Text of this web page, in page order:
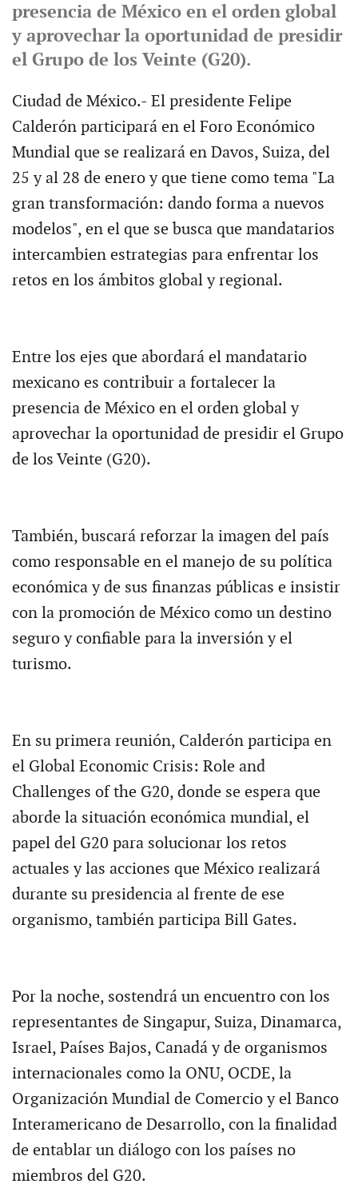
presencia de México en el orden global
y aprovechar la oportunidad de presidir
el Grupo de los Veinte (G20).
Ciudad de México.- El presidente Felipe
Calderón participará en el Foro Económico
Mundial que se realizará en Davos, Suiza, del
25 y al 28 de enero y que tiene como tema "La
gran transformación: dando forma a nuevos
modelos", en el que se busca que mandatarios
intercambien estrategias para enfrentar los
retos en los ámbitos global y regional.
Entre los ejes que abordará el mandatario
mexicano es contribuir a fortalecer la
presencia de México en el orden global y
aprovechar la oportunidad de presidir el Grupo
de los Veinte (G20).
También, buscará reforzar la imagen del país
como responsable en el manejo de su política
económica y de sus finanzas públicas e insistir
con la promoción de México como un destino
seguro y confiable para la inversión y el
turismo.
En su primera reunión, Calderón participa en
el Global Economic Crisis: Role and
Challenges of the G20, donde se espera que
aborde la situación económica mundial, el
papel del G20 para solucionar los retos
actuales y las acciones que México realizará
durante su presidencia al frente de ese
organismo, también participa Bill Gates.
Por la noche, sostendrá un encuentro con los
representantes de Singapur, Suiza, Dinamarca,
Israel, Países Bajos, Canadá y de organismos
internacionales como la ONU, OCDE, la
Organización Mundial de Comercio y el Banco
Interamericano de Desarrollo, con la finalidad
de entablar un diálogo con los países no
miembros del G20.